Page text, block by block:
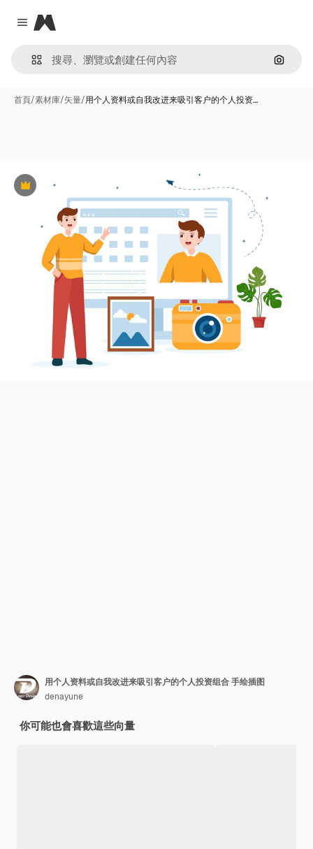
Close menu
Magnific
通過圖
首頁/素材庫/矢量/用个人资料或自我改进来吸引客户的个人投资…
Premium
用个人资料或自我改进来吸引客户的个人投资组合 手绘插图
denayune
你可能也會喜歡這些向量